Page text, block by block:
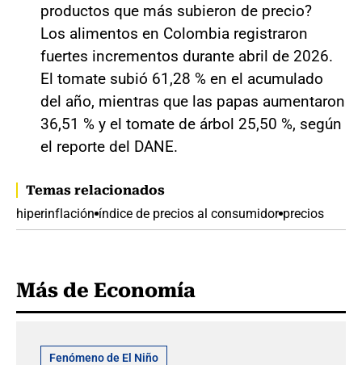
productos que más subieron de precio?
Los alimentos en Colombia registraron
fuertes incrementos durante abril de 2026.
El tomate subió 61,28 % en el acumulado
del año, mientras que las papas aumentaron
36,51 % y el tomate de árbol 25,50 %, según
el reporte del DANE.
Temas relacionados
hiperinflación índice de precios al consumidor precios
Más de Economía
Fenómeno de El Niño